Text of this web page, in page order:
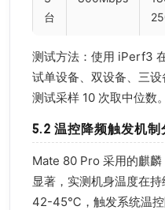
台
测试方法：使用 iPerf3
试单设备、双设备、三
测试采样 10 次取中位数。
5.2 温控降频触发机制
Mate 80 Pro 采用的麒
显著，实测机身温度在
42-45℃，触发系统温控